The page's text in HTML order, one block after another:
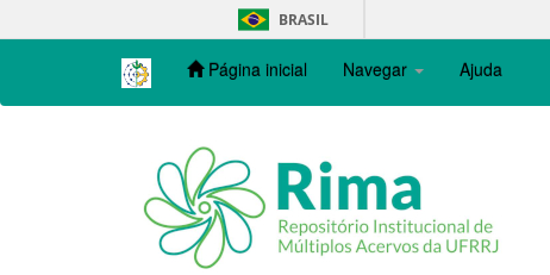
navigation
BRASIL
Página inicial Navegar Ajuda